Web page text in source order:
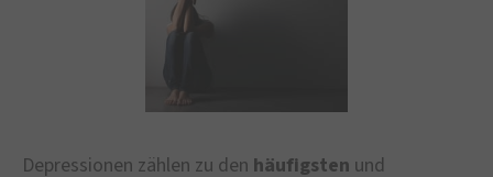
Depressionen zählen zu den häufigsten und